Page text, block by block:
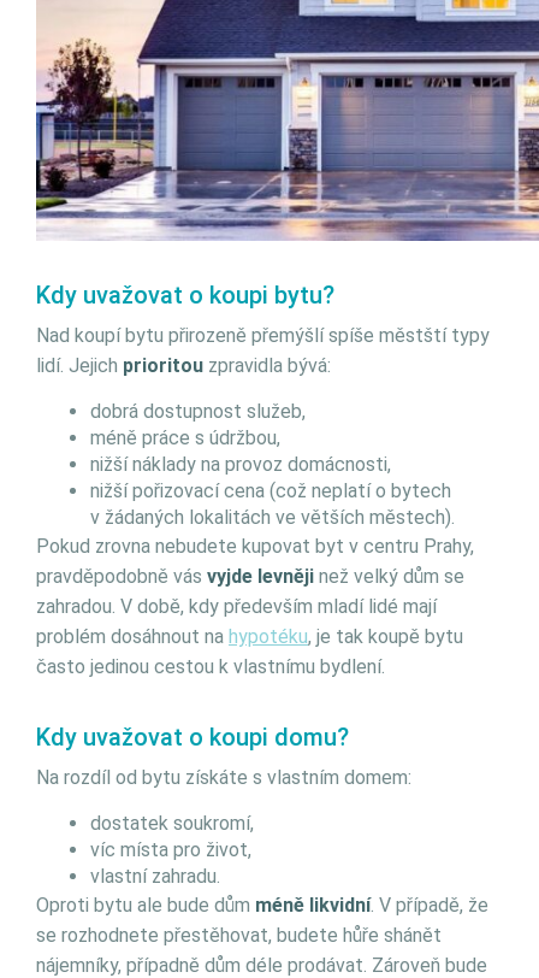
Kdy uvažovat o koupi bytu?
Nad koupí bytu přirozeně přemýšlí spíše městští typy
lidí. Jejich prioritou zpravidla bývá:
dobrá dostupnost služeb,
méně práce s údržbou,
nižší náklady na provoz domácnosti,
nižší pořizovací cena (což neplatí o bytech
v žádaných lokalitách ve větších městech).
Pokud zrovna nebudete kupovat byt v centru Prahy,
pravděpodobně vás vyjde levněji než velký dům se
zahradou. V době, kdy především mladí lidé mají
problém dosáhnout na hypotéku, je tak koupě bytu
často jedinou cestou k vlastnímu bydlení.
Kdy uvažovat o koupi domu?
Na rozdíl od bytu získáte s vlastním domem:
dostatek soukromí,
víc místa pro život,
vlastní zahradu.
Oproti bytu ale bude dům méně likvidní. V případě, že
se rozhodnete přestěhovat, budete hůře shánět
nájemníky, případně dům déle prodávat. Zároveň bude